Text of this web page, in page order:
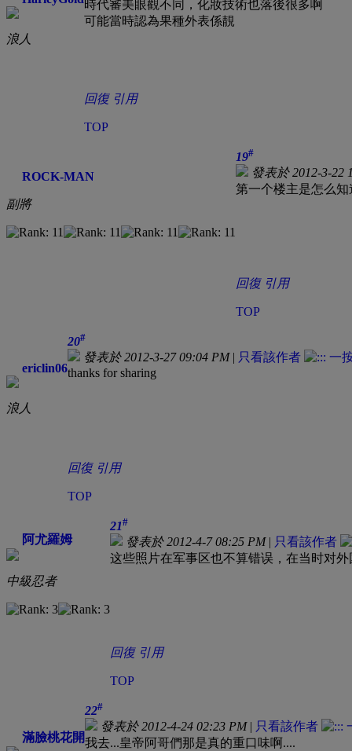
浪人
時代審美眼觀不同，化妝技術也落後很多啊
可能當時認為果種外表係靚
回復 引用
TOP
ROCK-MAN
副將
19#
發表於 2012-3-22
第一个楼主是怎么
回復 引用
TOP
ericlin06
浪人
20#
發表於 2012-3-27 09:04 PM| 只看該作者
thanks for sharing
回復 引用
TOP
阿尤羅姆
中級忍者
21#
發表於 2012-4-7 08:25 PM| 只看該作者
这些照片在军事区也不算错误，在当时对
回復 引用
TOP
滿臉桃花開
22#
發表於 2012-4-24 02:23 PM| 只看該作者
我去...皇帝阿哥們那是真的重口味啊....